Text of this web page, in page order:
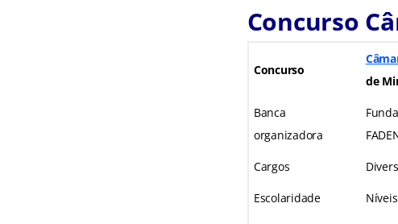
Concurso
Concurso
de
Banca
organizadora
Cargos
Escolaridade